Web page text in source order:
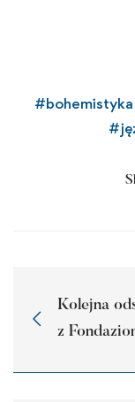
#bohemistyka
#
Kolejna
z